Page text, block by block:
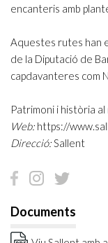
encanteris amb
Aquestes rutes han
de la Diputació de
capdavanteres com
Patrimoni i història
Web: https://
Direcció:Sallent
Documents